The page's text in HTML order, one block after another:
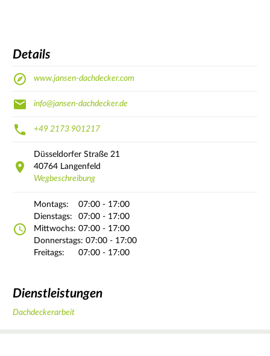
Details
www.jansen-dachdecker.com
info@jansen-dachdecker.de
+49 2173 901217
Düsseldorfer Straße 21
40764 Langenfeld
Wegbeschreibung
Montags:
07:00 - 17:00
Dienstags:
07:00 - 17:00
Mittwochs: 07:00 - 17:00
Donnerstags: 07:00 - 17:00
Freitags:
07:00 - 17:00
Dienstleistungen
Dachdeckerarbeit